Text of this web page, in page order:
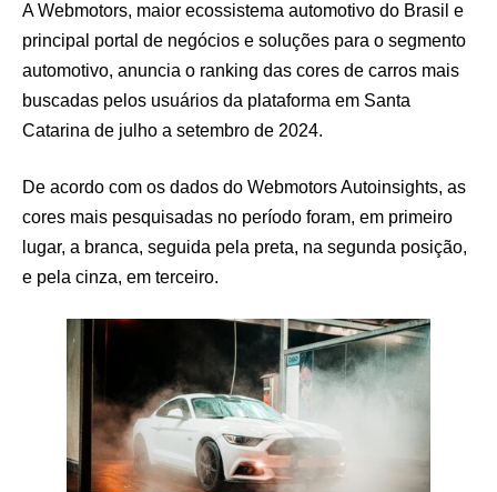
A Webmotors, maior ecossistema automotivo do Brasil e
principal portal de negócios e soluções para o segmento
automotivo, anuncia o ranking das cores de carros mais
buscadas pelos usuários da plataforma em Santa
Catarina de julho a setembro de 2024.
De acordo com os dados do Webmotors Autoinsights, as
cores mais pesquisadas no período foram, em primeiro
lugar, a branca, seguida pela preta, na segunda posição,
e pela cinza, em terceiro.